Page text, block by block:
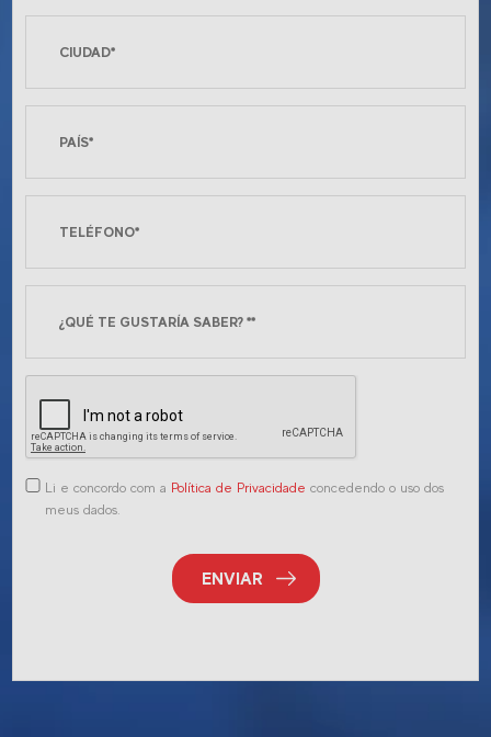
Li e concordo com a Política de Privacidade concedendo o uso dos
meus dados.
ENVIAR